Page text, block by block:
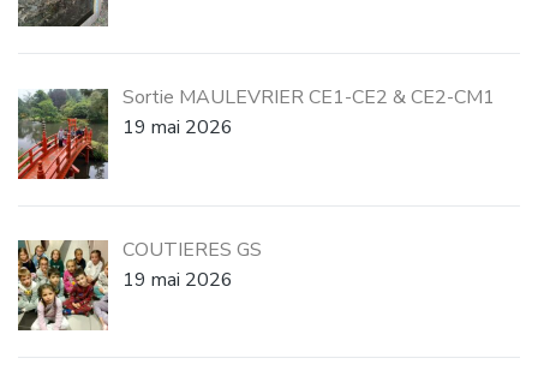
Sortie MAULEVRIER CE1-CE2 & CE2-CM1
19 mai 2026
COUTIERES GS
19 mai 2026